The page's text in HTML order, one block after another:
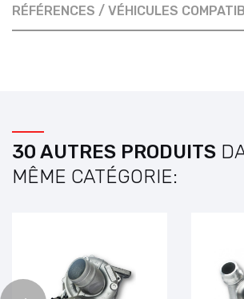
RÉFÉRENCES / VÉHICULES
30 AUTRES PRODUITS
MÊME CATÉGORIE: